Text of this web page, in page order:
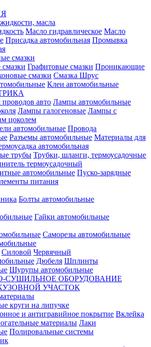
масла
Масло гидравлическое Масло
Присадка автомобильная Промывка
смазки
Графитовые смазки Проникающие
смазки Смазка Шрус
Клеи автомобильные
авто Лампы автомобильные
Лампы галогеновые Лампы с
цоколем
автомобильные Провода
Разъемы автомобильные Материалы для
автомобильная
трубы Трубки, шланги, термоусадочные
термоусадочный
автомобильные Пуско-зарядные
питания
Болты автомобильные
Гайки автомобильные
Саморезы автомобильные
Силовой Червячный
Дюбеля Шплинты
Шурупы автомобильные
СУШИЛЬНОЕ ОБОРУДОВАНИЕ
УЧАСТОК
круги на липучке
и антигравийное покрытие Вклейка
материалы Лаки
Полировальные системы